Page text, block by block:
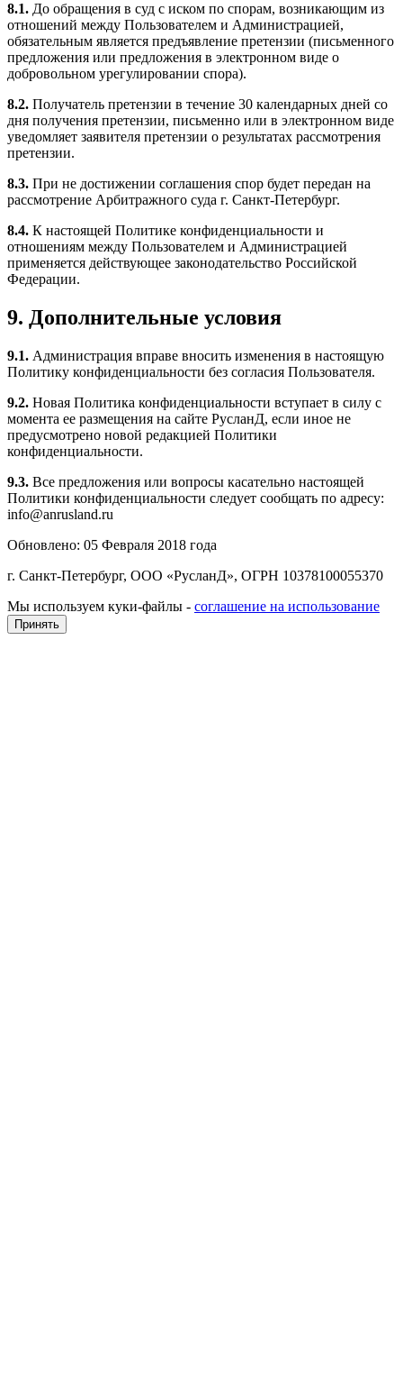
8.1. До обращения в суд с иском по спорам, возникающим из
отношений между Пользователем и Администрацией,
обязательным является предъявление претензии (письменного
предложения или предложения в электронном виде о
добровольном урегулировании спора).
8.2. Получатель претензии в течение 30 календарных дней со
дня получения претензии, письменно или в электронном виде
уведомляет заявителя претензии о результатах рассмотрения
претензии.
8.3. При не достижении соглашения спор будет передан на
рассмотрение Арбитражного суда г. Санкт-Петербург.
8.4. К настоящей Политике конфиденциальности и
отношениям между Пользователем и Администрацией
применяется действующее законодательство Российской
Федерации.
9. Дополнительные условия
9.1. Администрация вправе вносить изменения в настоящую
Политику конфиденциальности без согласия Пользователя.
9.2. Новая Политика конфиденциальности вступает в силу с
момента ее размещения на сайте РусланД, если иное не
предусмотрено новой редакцией Политики
конфиденциальности.
9.3. Все предложения или вопросы касательно настоящей
Политики конфиденциальности следует сообщать по адресу:
info@anrusland.ru
Обновлено: 05 Февраля 2018 года
г. Санкт-Петербург, ООО «РусланД», ОГРН 10378100055370
Мы используем куки-файлы - соглашение на использование
Принять